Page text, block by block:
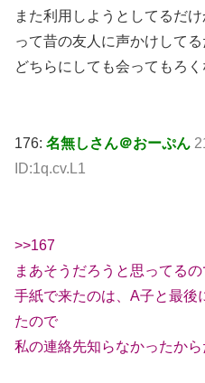
また利用しようとしてるだ
って昔の友人に声かけして
どちらにしても会ってもろ
176: 名無しさん＠おーぷん
ID:1q.cv.L1
>>167
まあそうだろうと思ってる
手紙で来たのは、A子と最後
たので
私の連絡先知らなかったから